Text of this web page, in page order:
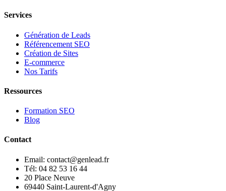
Services
Génération de Leads
Référencement SEO
Création de Sites
E-commerce
Nos Tarifs
Ressources
Formation SEO
Blog
Contact
Email: contact@genlead.fr
Tél: 04 82 53 16 44
20 Place Neuve
69440 Saint-Laurent-d'Agny